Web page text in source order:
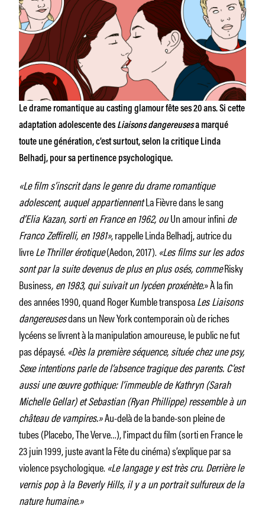
Le drame romantique au casting glamour fête ses 20 ans. Si cette
adaptation adolescente des Liaisons dangereusesa marqué
toute une génération, c’est surtout, selon la critique Linda
Belhadj, pour sa pertinence psychologique.
«Le film s’inscrit dans le genre du drame romantique
adolescent, auquel appartiennentLa Fièvre dans le sang
d’Elia Kazan, sorti en France en 1962, ouUn amour infinide
Franco Zeffirelli, en 1981», rappelle Linda Belhadj, autrice du
livreLe Thriller érotique(Aedon, 2017). «Les films sur les ados
sont par la suite devenus de plus en plus osés, commeRisky
Business, en 1983, qui suivait un lycéen proxénète.» À la fin
des années 1990, quand Roger Kumble transposaLes Liaisons
dangereusesdans un New York contemporain où de riches
lycéens se livrent à la manipulation amoureuse, le public ne fut
pas dépaysé. «Dès la première séquence, située chez une psy,
Sexe intentions parle de l’absence tragique des parents. C’est
aussi une œuvre gothique: l’immeuble de Kathryn (Sarah
Michelle Gellar) et Sebastian (Ryan Phillippe) ressemble à un
château de vampires.»Au-delà de la bande-son pleine de
tubes (Placebo, The Verve…), l’impact du film (sorti en France le
23 juin 1999, juste avant la Fête du cinéma) s’explique par sa
violence psychologique. «Le langage y est très cru. Derrière le
vernis pop à la Beverly Hills, il y a un portrait sulfureux de la
nature humaine.»